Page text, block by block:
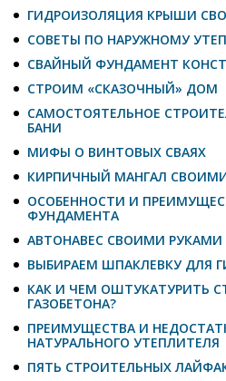
ГИДРОИЗОЛЯЦИЯ КРЫШИ
СОВЕТЫ ПО НАРУЖНОМУ
СВАЙНЫЙ ФУНДАМЕНТ
СТРОИМ «СКАЗОЧНЫЙ» ДОМ
САМОСТОЯТЕЛЬНОЕ
БАНИ
МИФЫ О ВИНТОВЫХ СВАЯХ
КИРПИЧНЫЙ МАНГАЛ
ОСОБЕННОСТИ И
ФУНДАМЕНТА
АВТОНАВЕС СВОИМИ РУКАМИ
ВЫБИРАЕМ ШПАКЛЕВКУ ДЛЯ
КАК И ЧЕМ ОШТУКАТУРИТЬ
ГАЗОБЕТОНА?
ПРЕИМУЩЕСТВА И
НАТУРАЛЬНОГО УТЕПЛИТЕЛЯ
ПЯТЬ СТРОИТЕЛЬНЫХ